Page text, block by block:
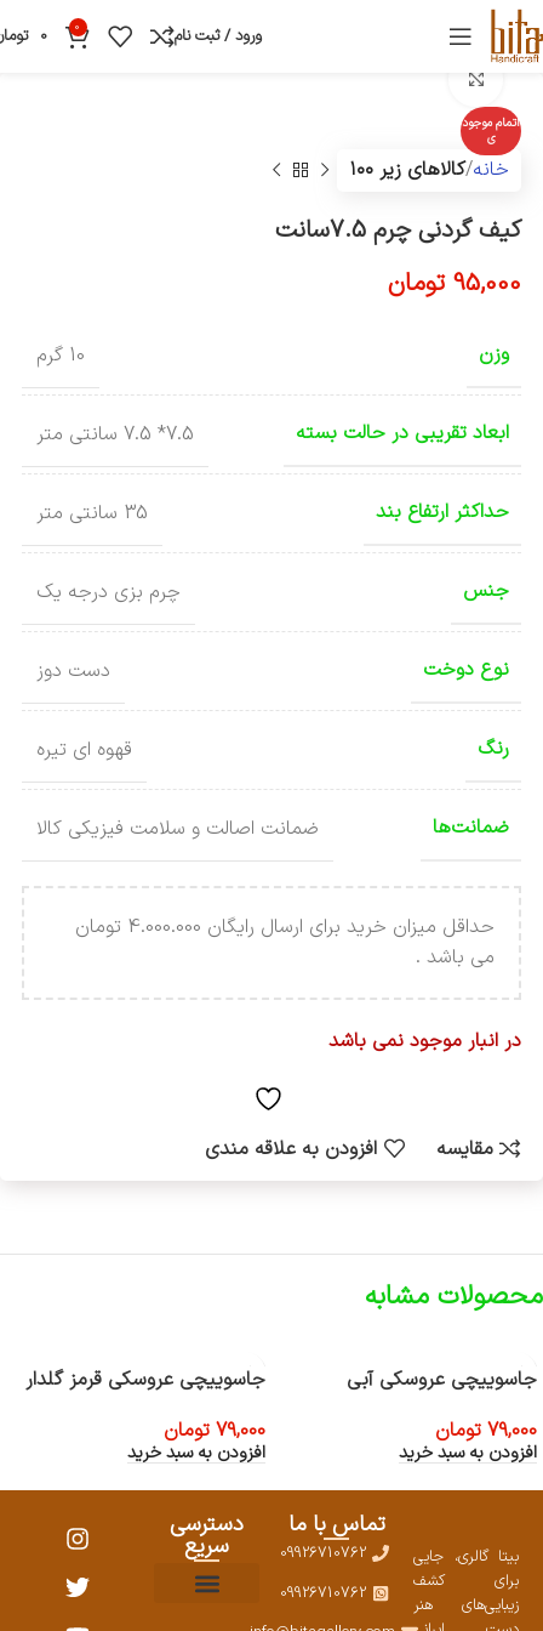
ورود / ثبت نام 0
0
اتمام موجود
ی
خانه کالاهای زیر ۱۰۰
کیف گردنی چرم 7.5سانت
95,000 تومان
وزن 10 گرم
ابعاد تقریبی در حالت بسته 7.5* 7.5 سانتی متر
حداکثر ارتفاع بند 35 سانتی متر
جنس چرم بزی درجه یک
نوع دوخت دست دوز
رنگ قهوه ای تیره
ضمانت‌ها ضمانت اصالت و سلامت فیزیکی کالا
حداقل میزان خرید برای ارسال رایگان 4.000.000 تومان
می باشد .
در انبار موجود نمی باشد
مقایسه افزودن به علاقه مندی
محصولات مشابه
جاسوییچی عروسکی آبی
79,000 تومان
افزودن به سبد خرید
جاسوییچی عروسکی قرمز گلدار
79,000 تومان
افزودن به سبد خرید
بیتا گالری، جایی
برای کشف
زیبایی‌های هنر
تماس با ما
09926710762
09926710762
دسترسی
سریع